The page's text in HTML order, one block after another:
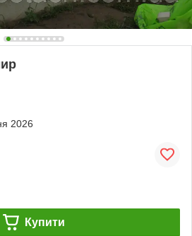
2026
Купити